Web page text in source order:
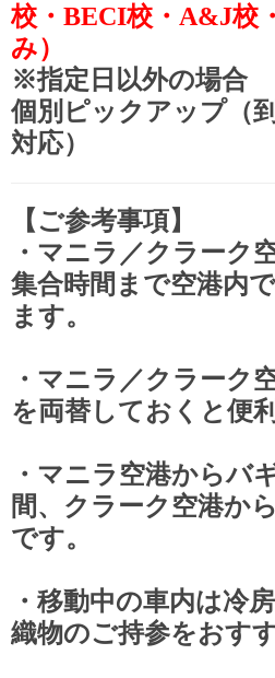
校・ BECI校・ A&J校・
み）
※指定日以外の場合
個別ピックアップ（
対応）
【ご参考事項】
・マニラ／クラーク
集合時間まで空港内
ます。
・マニラ／クラーク
を両替しておくと便
・マニラ空港からバ
間、クラーク空港か
です。
・移動中の車内は冷
織物のご持参をおす